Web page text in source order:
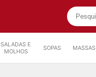
SALADAS E
MOLHOS
SOPAS MASSAS